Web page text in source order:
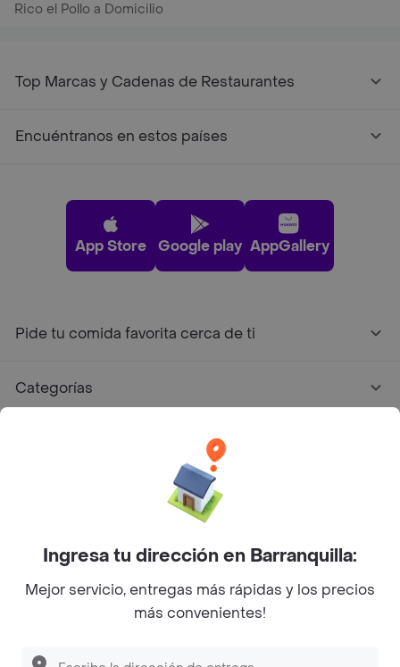
Rico el Pollo a Domicilio
Top Marcas y Cadenas de Restaurantes
Encuéntranos en estos países
App Store Google play AppGallery
Pide tu comida favorita cerca de ti
Categorías
Facebook
TwitterInstagram
©2026Rappi Inc. All rights reserved.
Ingresa tu dirección en Barranquilla:
Mejor servicio, entregas más rápidas y los precios
más convenientes!